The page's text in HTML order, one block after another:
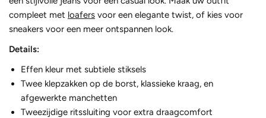
compleet met loafers voor een elegante twist, of kies voor
sneakers voor een meer ontspannen look.
Details:
Effen kleur met subtiele stiksels
Twee klepzakken op de borst, klassieke kraag, en
afgewerkte manchetten
Tweezijdige ritssluiting voor extra draagcomfort